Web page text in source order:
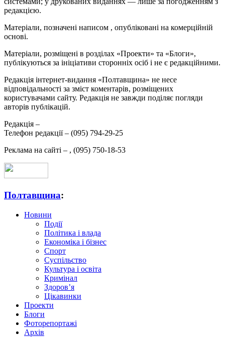
редакцією.
Матеріали, позначені написом , опубліковані на комерційній
основі.
Матеріали, розміщені в розділах «Проекти» та «Блоги»,
публікуються за ініціативи сторонніх осіб і не є редакційними.
Редакція інтернет-видання «Полтавщина» не несе
відповідальності за зміст коментарів, розміщених
користувачами сайту. Редакція не завжди поділяє погляди
авторів публікацій.
Редакція –
Телефон редакції – (095) 794-29-25
Реклама на сайті – , (095) 750-18-53
Полтавщина:
Новини
Події
Політика і влада
Економіка і бізнес
Спорт
Суспільство
Культура і освіта
Кримінал
Здоров’я
Цікавинки
Проекти
Блоги
Фоторепортажі
Архів